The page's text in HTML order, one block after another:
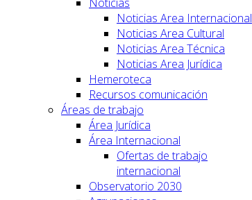
Noticias Area Internacional
Noticias Area Cultural
Noticias Area Técnica
Noticias Area Jurídica
Hemeroteca
Recursos comunicación
Áreas de trabajo
Área Jurídica
Área Internacional
Ofertas de trabajo
internacional
Observatorio 2030